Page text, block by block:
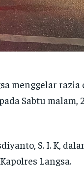
menggelar razia
Sabtu malam,
S. I. K,
Langsa.